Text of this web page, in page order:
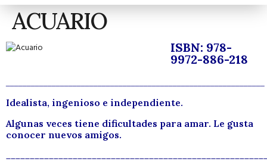
ACUARIO
ISBN: 978-
9972-886-218
Idealista, ingenioso e independiente.
Algunas veces tiene dificultades para amar. Le gusta
conocer nuevos amigos.